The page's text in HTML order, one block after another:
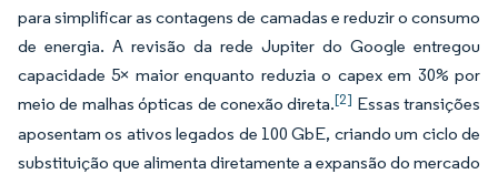
para simplificar as contagens de camadas e reduzir o consumo
de energia. A revisão da rede Jupiter do Google entregou
capacidade 5× maior enquanto reduzia o capex em 30% por
meio de malhas ópticas de conexão direta.[2] Essas transições
aposentam os ativos legados de 100 GbE, criando um ciclo de
substituição que alimenta diretamente a expansão do mercado